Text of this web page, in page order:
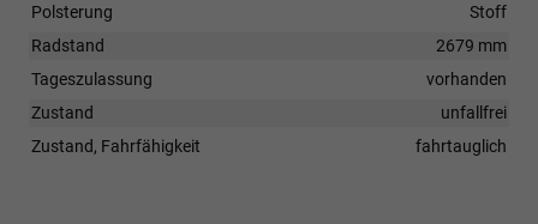
Polsterung
Stoff
Radstand
2679 mm
Tageszulassung
vorhanden
Zustand
unfallfrei
Zustand, Fahrfähigkeit
fahrtauglich